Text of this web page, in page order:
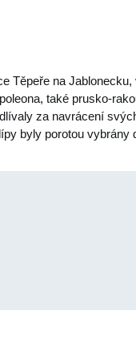
Těpeře na
také prusko-
za navrácení
byly porotou vybrány